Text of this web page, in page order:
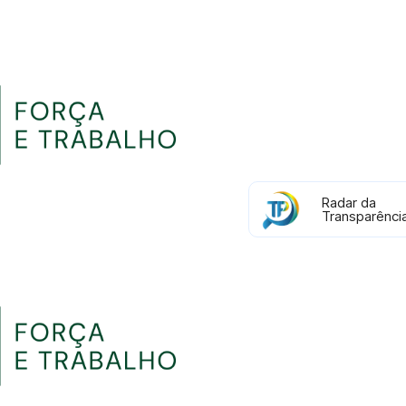
Radar da